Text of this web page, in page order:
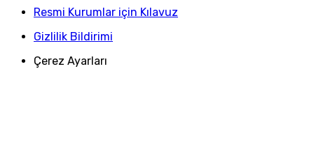
Resmi Kurumlar için Kılavuz
Gizlilik Bildirimi
Çerez Ayarları